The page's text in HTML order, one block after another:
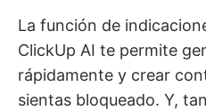
La función de
ClickUp AI te permite
rápidamente y crear
sientas bloqueado. Y,